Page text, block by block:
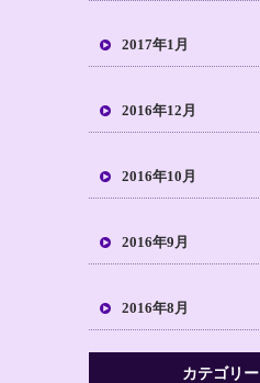
2017年1月
2016年12月
2016年10月
2016年9月
2016年8月
カテゴリー